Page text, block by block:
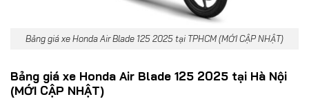
Bảng giá xe Honda Air Blade 125 2025 tại TPHCM (MỚI CẬP NHẬT)
Bảng giá xe Honda Air Blade 125 2025 tại Hà Nội
(MỚI CẬP NHẬT)